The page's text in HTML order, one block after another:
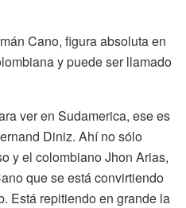
Cano, figura absoluta en
y puede ser llamado
ver en Sudamerica, ese es
Diniz. Ahí no sólo
y el colombiano Jhon Arias,
que se está convirtiendo
Está repitiendo en grande la